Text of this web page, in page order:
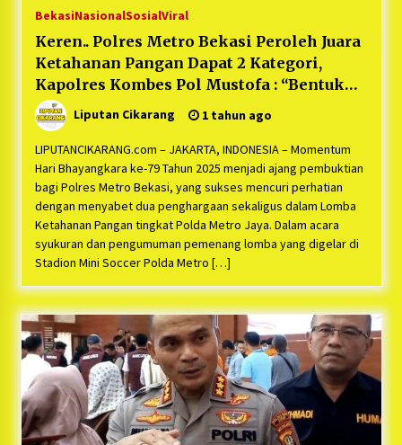
BekasiNasionalSosialViral
Keren.. Polres Metro Bekasi Peroleh Juara
Ketahanan Pangan Dapat 2 Kategori,
Kapolres Kombes Pol Mustofa : “Bentuk
Mendukung Program Presiden RI
Prabowo”
Liputan Cikarang 1 tahun ago
LIPUTANCIKARANG.com – JAKARTA, INDONESIA – Momentum
Hari Bhayangkara ke-79 Tahun 2025 menjadi ajang pembuktian
bagi Polres Metro Bekasi, yang sukses mencuri perhatian
dengan menyabet dua penghargaan sekaligus dalam Lomba
Ketahanan Pangan tingkat Polda Metro Jaya. Dalam acara
syukuran dan pengumuman pemenang lomba yang digelar di
Stadion Mini Soccer Polda Metro […]